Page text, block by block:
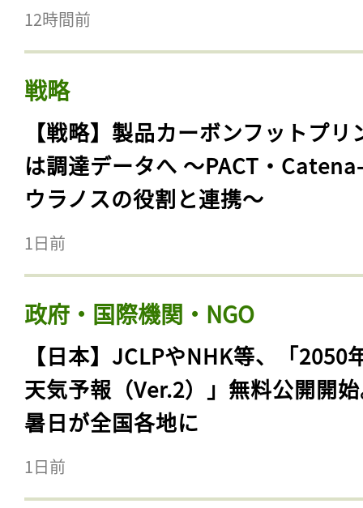
12時間前
戦略
【戦略】製品カーボンフットプリ
は調達データへ 〜PACT・
ウラノスの役割と連携〜
1日前
政府・国際機関・NGO
【日本】JCLPやNHK等、「2050
天気予報（Ver.2）」無料公開開
暑日が全国各地に
1日前